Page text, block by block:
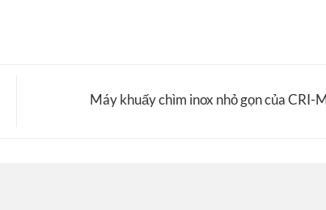
Máy khuấy chìm inox nhỏ gọn của CRI-